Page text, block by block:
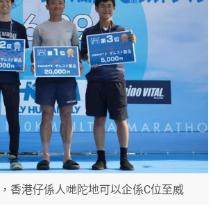
香港仔係人哋陀地可以企係C位至威